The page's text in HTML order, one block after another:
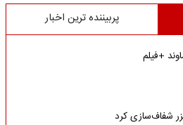
پربیننده ترین اخبار
+فیلم
شفاف‌سازی کرد